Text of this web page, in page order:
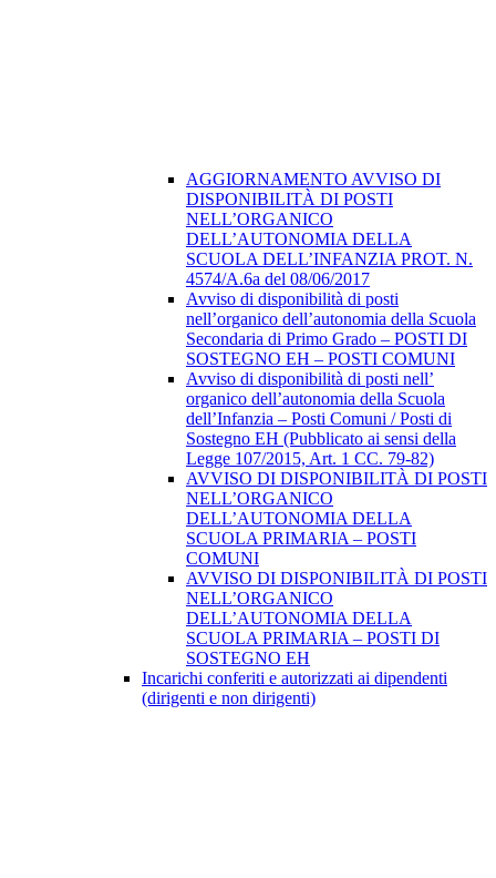
AGGIORNAMENTO AVVISO DI
DISPONIBILITÀ DI POSTI
NELL’ORGANICO
DELL’AUTONOMIA DELLA
SCUOLA DELL’INFANZIA PROT. N.
4574/A.6a del 08/06/2017
Avviso di disponibilità di posti
nell’organico dell’autonomia della Scuola
Secondaria di Primo Grado – POSTI DI
SOSTEGNO EH – POSTI COMUNI
Avviso di disponibilità di posti nell’
organico dell’autonomia della Scuola
dell’Infanzia – Posti Comuni / Posti di
Sostegno EH (Pubblicato ai sensi della
Legge 107/2015, Art. 1 CC. 79-82)
AVVISO DI DISPONIBILITÀ DI POSTI
NELL’ORGANICO
DELL’AUTONOMIA DELLA
SCUOLA PRIMARIA – POSTI
COMUNI
AVVISO DI DISPONIBILITÀ DI POSTI
NELL’ORGANICO
DELL’AUTONOMIA DELLA
SCUOLA PRIMARIA – POSTI DI
SOSTEGNO EH
Incarichi conferiti e autorizzati ai dipendenti
(dirigenti e non dirigenti)